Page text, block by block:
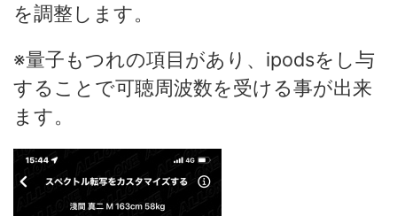
を調整します。
※量子もつれの項目があり、ipodsをし与
することで可聴周波数を受ける事が出来
ます。